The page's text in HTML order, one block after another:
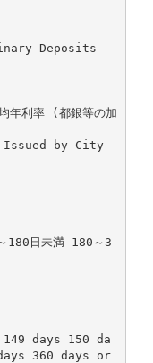
Deposits
年利率 (都銀等の加
Issued by City
180日未満 180～3
days 150 da
360 days or